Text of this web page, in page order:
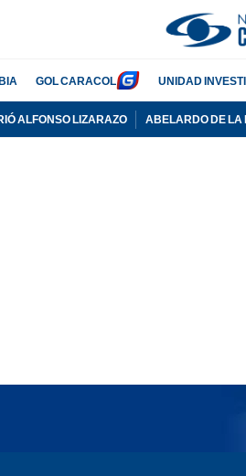
GOL CARACOL UNIDAD
ALFONSO LIZARAZO ABELARDO DE LA